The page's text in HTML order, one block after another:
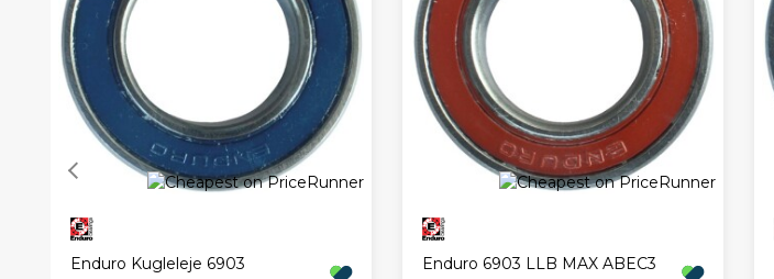
Enduro Kugleleje 6903
Enduro 6903 LLB MAX ABEC3